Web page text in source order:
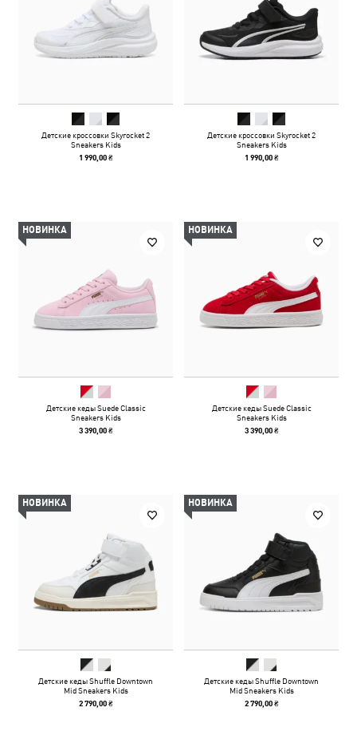
Детские кроссовки Skyrocket 2
Sneakers Kids
1 990,00 ₴
Детские кроссовки Skyrocket 2
Sneakers Kids
1 990,00 ₴
НОВИНКА
Детские кеды Suede Classic
Sneakers Kids
3 390,00 ₴
НОВИНКА
Детские кеды Suede Classic
Sneakers Kids
3 390,00 ₴
НОВИНКА
Детские кеды Shuffle Downtown
Mid Sneakers Kids
2 790,00 ₴
НОВИНКА
Детские кеды Shuffle Downtown
Mid Sneakers Kids
2 790,00 ₴